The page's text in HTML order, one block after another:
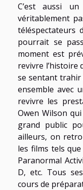
C’est aussi
véritablement
téléspectateurs
pourrait se
moment est
revivre l’histoire
se sentant trahir
ensemble avec
revivre les
Owen Wilson
grand public
ailleurs, on
les films tels
Paranormal
D, etc. Tous
cours de